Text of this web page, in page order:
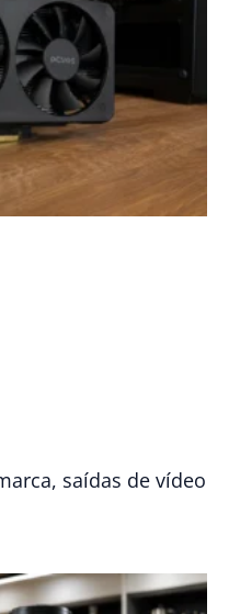
saídas de vídeo